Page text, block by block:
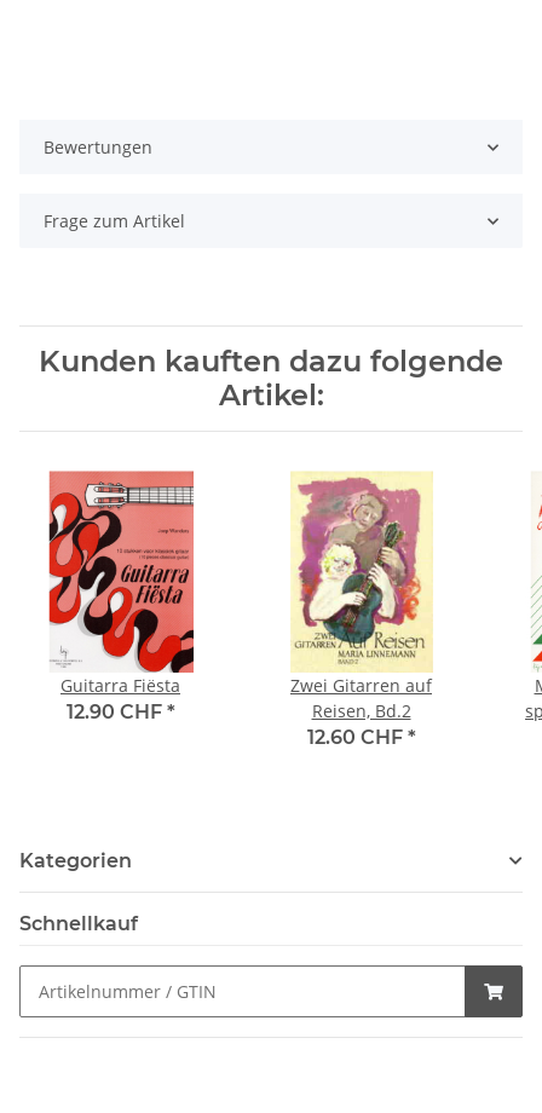
Bewertungen
Frage zum Artikel
Kunden kauften dazu folgende
Artikel:
Guitarra Fiësta
12.90 CHF *
Zwei Gitarren auf
Reisen, Bd.2
12.60 CHF *
Kategorien
Schnellkauf